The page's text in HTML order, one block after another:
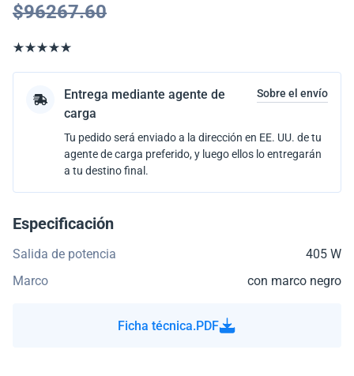
$96267.60
Entrega mediante agente de
carga
Sobre el envío
Tu pedido será enviado a la dirección en EE. UU. de tu
agente de carga preferido, y luego ellos lo entregarán
a tu destino final.
Especificación
Salida de potencia
405 W
Marco
con marco negro
Ficha técnica.PDF